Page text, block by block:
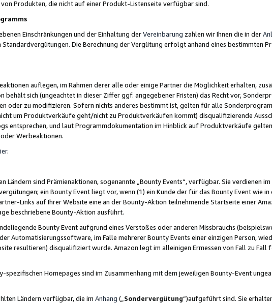
Produkten, die nicht auf einer Produkt-Listenseite verfügbar sind.
Einschränkungen und der Einhaltung derVereinbarung zahlen wir Ihnen die in der
Standardvergütungen. Die Berechnung der Vergütung erfolgt anhand eines bestimmten
auflegen, im Rahmen derer alle oder einige Partner die Möglichkeit erhalten,
behält sich (ungeachtet in dieser Ziffer ggf. angegebener Fristen) das Recht vor,
oder zu modifizieren. Sofern nichts anderes bestimmt ist, gelten für alle
um Produktverkäufe geht/nicht zu Produktverkäufen kommt) disqualifizierende
entsprechen, und laut Programmdokumentation im Hinblick auf Produktverkäufe
Werbeaktionen.
.
Ländern sind Prämienaktionen, sogenannte „Bounty Events“, verfügbar. Sie verdienen im
ein Bounty Event liegt vor, wenn (1) ein Kunde der für das Bounty Event wie in
Links auf Ihrer Website eine an der Bounty-Aktion teilnehmende Startseite einer
beschriebene Bounty-Aktion ausführt.
Bounty Event aufgrund eines Verstoßes oder anderen Missbrauchs
Automatisierungssoftware, im Falle mehrerer Bounty Events einer einzigen Person,
resultieren) disqualifiziert wurde. Amazon legt im alleinigen Ermessen von Fall zu Fall
Homepages sind im Zusammenhang mit dem jeweiligen Bounty-Event
Ländern verfügbar, die im Anhang („ Sondervergütung“)aufgeführt sind. Sie